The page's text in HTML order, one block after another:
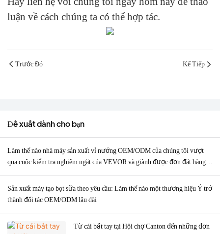
luận về cách chúng ta có thể hợp tác.
Trước Đó Kế Tiếp
Đề xuất dành cho bạn
Làm thế nào nhà máy sản xuất vỉ nướng OEM/ODM của chúng tôi vượt
qua cuộc kiểm tra nghiêm ngặt của VEVOR và giành được đơn đặt hàng
Sản xuất máy tạo bọt sữa theo yêu cầu: Làm thế nào một thương hiệu Ý trở
thành đối tác OEM/ODM lâu dài
Từ cái bắt tay tại Hội chợ Canton đến những đơn